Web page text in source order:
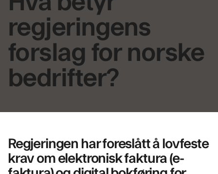
regjeringens
forslag for norske
bedrifter?
Regjeringen har foreslått å lovfeste
krav om elektronisk faktura (e-